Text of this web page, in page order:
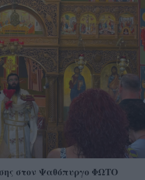
στον Ψαθόπυργο ΦΩΤΟ